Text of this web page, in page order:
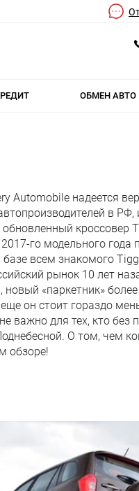
ОБМЕН АВТО
Automobile надеется
в РФ,
кроссовер
го модельного года
всем знакомого
рынок 10 лет
новый «паркетник»
он стоит гораздо
важно для тех, кто без
О том, чем
обзоре!